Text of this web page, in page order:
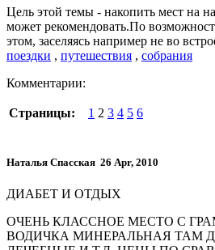
​Цель этой темы - накопить мест на
может рекомендовать.По
этом, заселяясь например не во
поездки , путешествия , собрания
Комментарии:
Страницы: 1 2 3 4 5 6
Наталья Спасская 26 Apr, 2010
ДИАБЕТ И ОТДЫХ
ОЧЕНЬ КЛАССНОЕ МЕСТО С
ВОДИЧКА МИНЕРАЛЬНАЯ ТАМ